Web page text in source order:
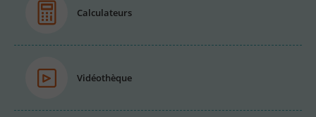
Calculateurs
Vidéothèque